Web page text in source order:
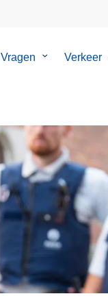
Vragen
Submenu
Verkeer